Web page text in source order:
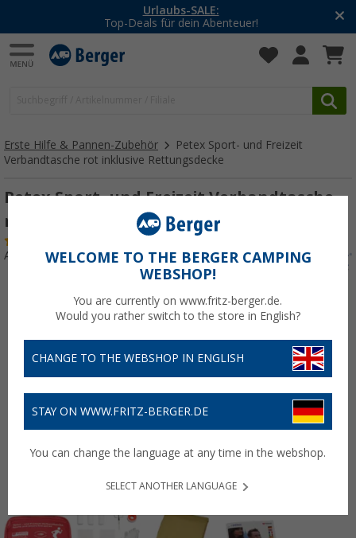
Urlaubs-SALE:
Top-Deals für dein Abenteuer!
Erste Hilfe & Pannen-Zubehör
Petex Sport- und Freizeit
Verbandtasche rot inklusive Rettungsdecke
Petex Sport- und Freizeit Verbandtasche
rot inklusive Rettungsdecke
Art.-Nr.: 518501WELCOME TO THE BERGER CAMPING
WEBSHOP!
You are currently on www.fritz-berger.de.
Would you rather switch to the store in English?
CHANGE TO THE WEBSHOP IN ENGLISH
STAY ON WWW.FRITZ-BERGER.DE
You can change the language at any time in the webshop.
SELECT ANOTHER LANGUAGE